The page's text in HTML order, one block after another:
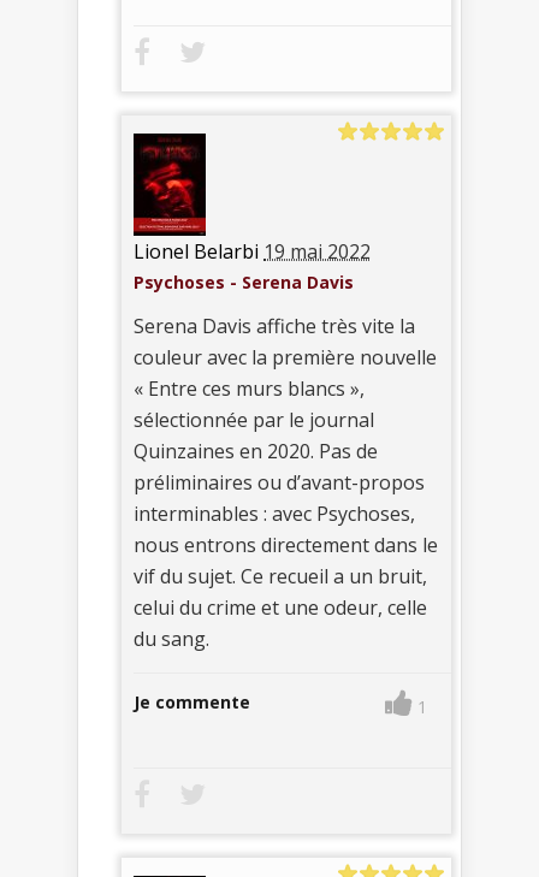
Lionel Belarbi 19 mai 2022
Psychoses - Serena Davis
Serena Davis affiche très vite la
couleur avec la première nouvelle
« Entre ces murs blancs »,
sélectionnée par le journal
Quinzaines en 2020. Pas de
préliminaires ou d’avant-propos
interminables : avec Psychoses,
nous entrons directement dans le
vif du sujet. Ce recueil a un bruit,
celui du crime et une odeur, celle
du sang.
Je commente 1